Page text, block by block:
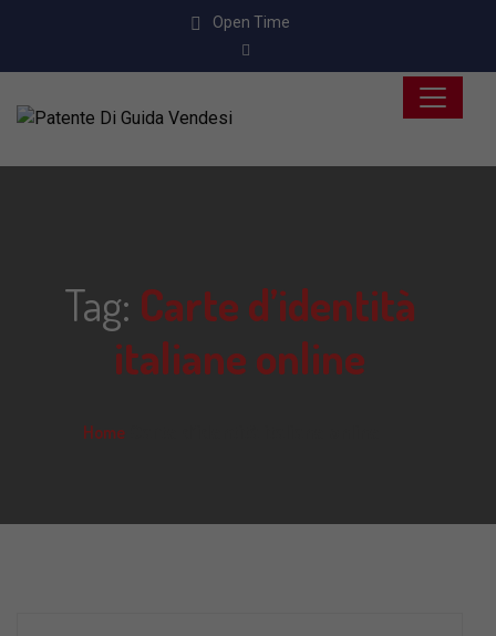
Open Time
Tag: Carte d’identità
italiane online
HomeCarte d’identità italiane online